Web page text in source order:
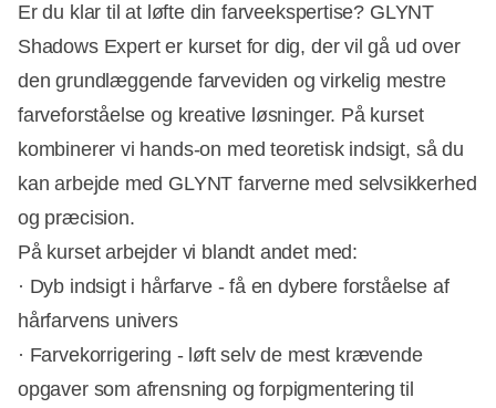
Er du klar til at løfte din farveekspertise? GLYNT
Shadows Expert er kurset for dig, der vil gå ud over
den grundlæggende farveviden og virkelig mestre
farveforståelse og kreative løsninger. På kurset
kombinerer vi hands-on med teoretisk indsigt, så du
kan arbejde med GLYNT farverne med selvsikkerhed
og præcision.
På kurset arbejder vi blandt andet med:
· Dyb indsigt i hårfarve - få en dybere forståelse af
hårfarvens univers
· Farvekorrigering - løft selv de mest krævende
opgaver som afrensning og forpigmentering til